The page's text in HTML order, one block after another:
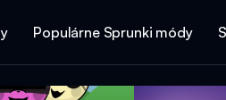
Populárne Sprunki módy